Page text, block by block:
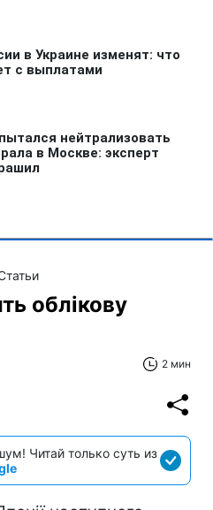
облікову
2 мин
Читай только суть из